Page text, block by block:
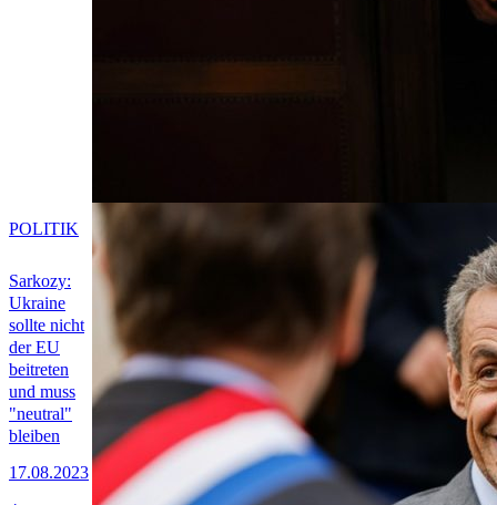
Sarkozy:
Ukraine
sollte nicht
der EU
beitreten
und muss
"neutral"
bleiben
17.08.2023
POLITIK